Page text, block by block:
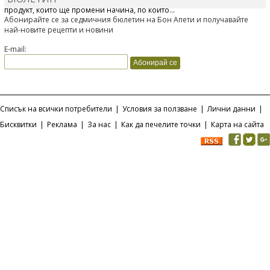
продукт, който ще промени начина, по който...
Абонирайте се за седмичния бюлетин на Бон Апети и получавайте
най-новите рецепти и новини
E-mail:
Списък на всички потребители | Условия за ползване | Лични данни |
Бисквитки | Реклама | За нас | Как да печелите точки | Карта на сайта